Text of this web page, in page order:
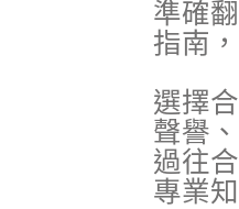
準確
指南
選擇
聲譽
過往
專業